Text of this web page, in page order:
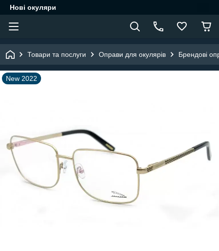
Нові окуляри
Товари та послуги Оправи для окулярів Брендові
New 2022